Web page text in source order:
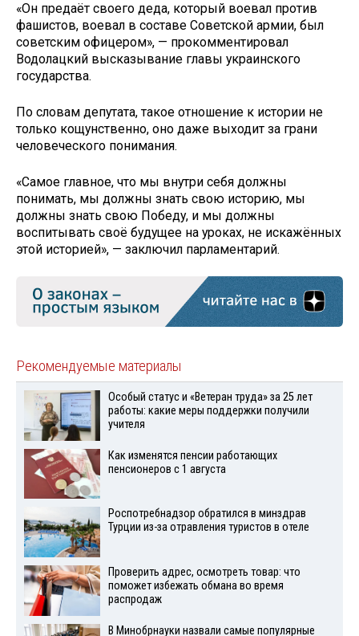
«Он предаёт своего деда, который воевал против
фашистов, воевал в составе Советской армии, был
советским офицером», — прокомментировал
Водолацкий высказывание главы украинского
государства.
По словам депутата, такое отношение к истории не
только кощунственно, оно даже выходит за грани
человеческого понимания.
«Самое главное, что мы внутри себя должны
понимать, мы должны знать свою историю, мы
должны знать свою Победу, и мы должны
воспитывать своё будущее на уроках, не искажённых
этой историей», — заключил парламентарий.
Рекомендуемые материалы
Особый статус и «Ветеран труда» за 25 лет
работы: какие меры поддержки получили
учителя
Как изменятся пенсии работающих
пенсионеров с 1 августа
Роспотребнадзор обратился в минздрав
Турции из-за отравления туристов в отеле
Проверить адрес, осмотреть товар: что
поможет избежать обмана во время
распродаж
В Минобрнауки назвали самые популярные